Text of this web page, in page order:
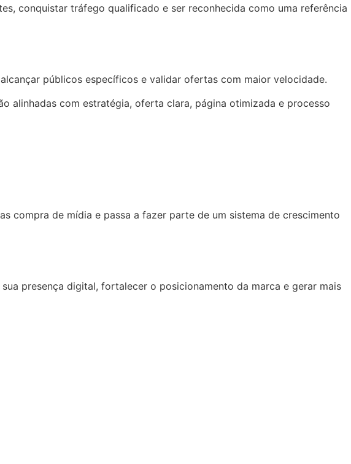
conquistar tráfego qualificado e ser reconhecida como uma referência
públicos específicos e validar ofertas com maior velocidade.
alinhadas com estratégia, oferta clara, página otimizada e processo
compra de mídia e passa a fazer parte de um sistema de crescimento
presença digital, fortalecer o posicionamento da marca e gerar mais